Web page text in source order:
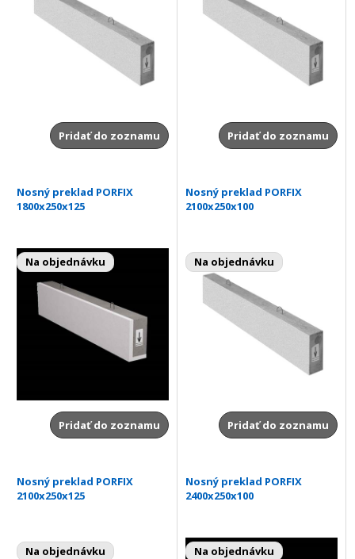
Pridať do zoznamu Pridať do zoznamu
Nosný preklad PORFIX
1800x250x125
Na objednávku
Pridať do zoznamu
Nosný preklad PORFIX
2100x250x100
Na objednávku
Pridať do zoznamu
Nosný preklad PORFIX
2100x250x125
Na objednávku
Nosný preklad PORFIX
2400x250x100
Na objednávku